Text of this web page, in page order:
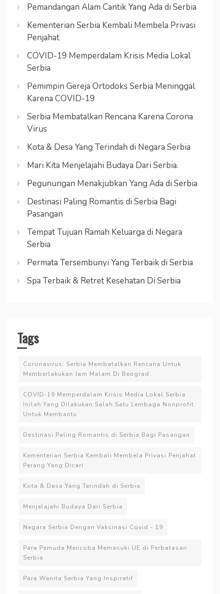
Pemandangan Alam Cantik Yang Ada di Serbia
Kementerian Serbia Kembali Membela Privasi
Penjahat
COVID-19 Memperdalam Krisis Media Lokal
Serbia
Pemimpin Gereja Ortodoks Serbia Meninggal
Karena COVID-19
Serbia Membatalkan Rencana Karena Corona
Virus
Kota & Desa Yang Terindah di Negara Serbia
Mari Kita Menjelajahi Budaya Dari Serbia.
Pegunungan Menakjubkan Yang Ada di Serbia
Destinasi Paling Romantis di Serbia Bagi
Pasangan
Tempat Tujuan Ramah Keluarga di Negara
Serbia
Permata Tersembunyi Yang Terbaik di Serbia
Spa Terbaik & Retret Kesehatan Di Serbia
Tags
Coronavirus: Serbia Membatalkan Rencana Untuk
Memberlakukan Jam Malam Di Beograd
COVID-19 Memperdalam Krisis Media Lokal Serbia.
Inilah Yang Dilakukan Salah Satu Lembaga Nonprofit
Untuk Membantu
Destinasi Paling Romantis di Serbia Bagi Pasangan
Kementerian Serbia Kembali Membela Privasi Penjahat
Perang Yang Dicari
Kota & Desa Yang Terindah di Serbia
Menjelajahi Budaya Dari Serbia
Negara Serbia Dengan Vaksinasi Covid - 19
Para Pemuda Mencoba Memasuki UE di Perbatasan
Serbia
Para Wanita Serbia Yang Inspiratif